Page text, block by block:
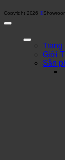
Copyright 2026 ©
Trang
Giới
Sản